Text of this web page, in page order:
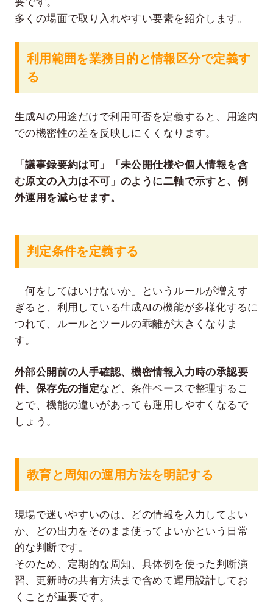
多くの場面で取り入れやすい要素を紹介します。
利用範囲を業務目的と情報区分で定義す
る
生成AIの用途だけで利用可否を定義すると、用途内
での機密性の差を反映しにくくなります。
「議事録要約は可」「未公開仕様や個人情報を含
む原文の入力は不可」のように二軸で示すと、例
外運用を減らせます。
判定条件を定義する
「何をしてはいけないか」というルールが増えす
ぎると、利用している生成AIの機能が多様化するに
つれて、ルールとツールの乖離が大きくなりま
す。
外部公開前の人手確認、機密情報入力時の承認要
件、保存先の指定など、条件ベースで整理するこ
とで、機能の違いがあっても運用しやすくなるで
しょう。
教育と周知の運用方法を明記する
現場で迷いやすいのは、どの情報を入力してよい
か、どの出力をそのまま使ってよいかという日常
的な判断です。
そのため、定期的な周知、具体例を使った判断演
習、更新時の共有方法まで含めて運用設計してお
くことが重要です。